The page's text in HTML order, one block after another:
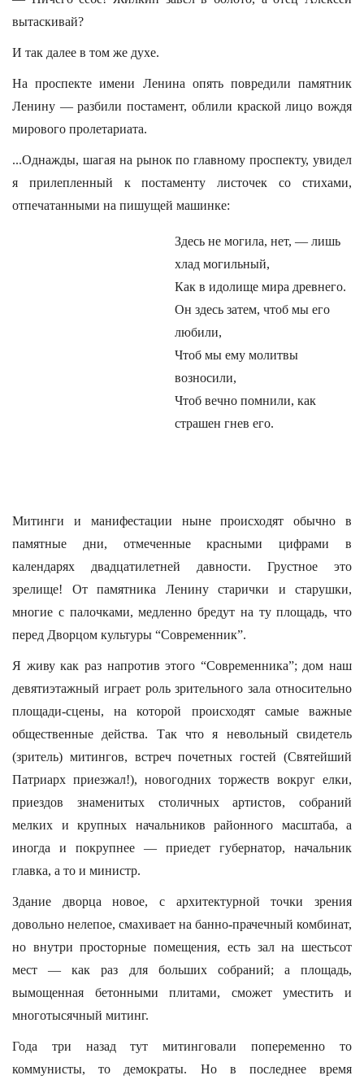
вытаскивай?
И так далее в том же духе.
На проспекте имени Ленина опять повредили памятник
Ленину — разбили постамент, облили краской лицо вождя
мирового пролетариата.
...Однажды, шагая на рынок по главному проспекту, увидел
я прилепленный к постаменту листочек со стихами,
отпечатанными на пишущей машинке:
Здесь не могила, нет, — лишь
хлад могильный,
Как в идолище мира древнего.
Он здесь затем, чтоб мы его
любили,
Чтоб мы ему молитвы
возносили,
Чтоб вечно помнили, как
страшен гнев его.
Митинги и манифестации ныне происходят обычно в
памятные дни, отмеченные красными цифрами в
календарях двадцатилетней давности. Грустное это
зрелище! От памятника Ленину старички и старушки,
многие с палочками, медленно бредут на ту площадь, что
перед Дворцом культуры “Современник”.
Я живу как раз напротив этого “Современника”; дом наш
девятиэтажный играет роль зрительного зала относительно
площади-сцены, на которой происходят самые важные
общественные действа. Так что я невольный свидетель
(зритель) митингов, встреч почетных гостей (Святейший
Патриарх приезжал!), новогодних торжеств вокруг елки,
приездов знаменитых столичных артистов, собраний
мелких и крупных начальников районного масштаба, а
иногда и покрупнее — приедет губернатор, начальник
главка, а то и министр.
Здание дворца новое, с архитектурной точки зрения
довольно нелепое, смахивает на банно-прачечный комбинат,
но внутри просторные помещения, есть зал на шестьсот
мест — как раз для больших собраний; а площадь,
вымощенная бетонными плитами, сможет уместить и
многотысячный митинг.
Года три назад тут митинговали попеременно то
коммунисты, то демократы. Но в последнее время